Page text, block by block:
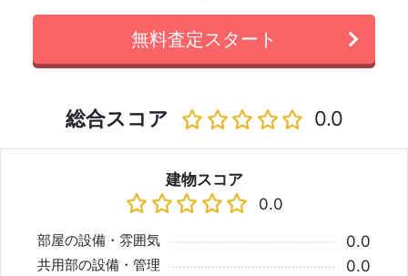
無料査定スタート
総合スコア 0.0
建物スコア
0.0
部屋の設備・雰囲気 0.0
共用部の設備・管理 0.0